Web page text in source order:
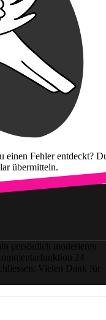
einen Fehler entdeckt?
übermitteln.
persönlich moderieren
24
Vielen Dank für